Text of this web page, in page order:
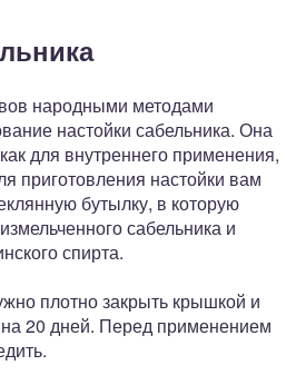
народными методами
настойки сабельника. Она
для внутреннего применения,
приготовления настойки вам
бутылку, в которую
сабельника и
спирта.
плотно закрыть крышкой и
20 дней. Перед применением